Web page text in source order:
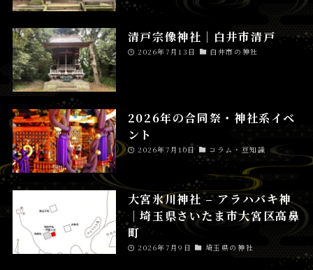
清戸宗像神社│白井市清戸
2026年7月13日 白井市の神社
2026年の合同祭・神社系イベ
ント
2026年7月10日 コラム・豆知識
大宮氷川神社 – アラハバキ神
│埼玉県さいたま市大宮区高鼻
町
2026年7月9日 埼玉県の神社